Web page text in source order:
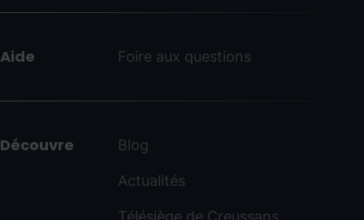
Aide Foire aux questions
Découvre Blog
Actualités
Télésiège de Creussans